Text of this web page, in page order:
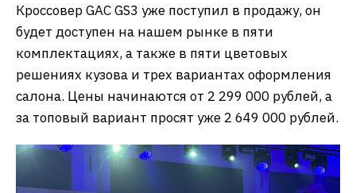
Кроссовер GAC GS3 уже поступил в продажу, он
будет доступен на нашем рынке в пяти
комплектациях, а также в пяти цветовых
решениях кузова и трех вариантах оформления
салона. Цены начинаются от 2 299 000 рублей, а
за топовый вариант просят уже 2 649 000 рублей.